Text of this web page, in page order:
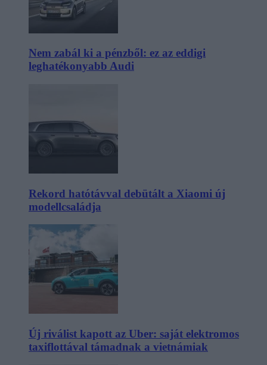
Nem zabál ki a pénzből: ez az eddigi
leghatékonyabb Audi
Rekord hatótávval debütált a Xiaomi új
modellcsaládja
Új riválist kapott az Uber: saját elektromos
taxiflottával támadnak a vietnámiak